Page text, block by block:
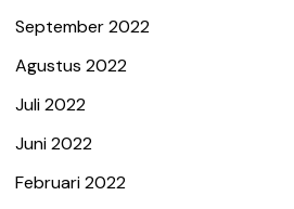
September 2022
Agustus 2022
Juli 2022
Juni 2022
Februari 2022